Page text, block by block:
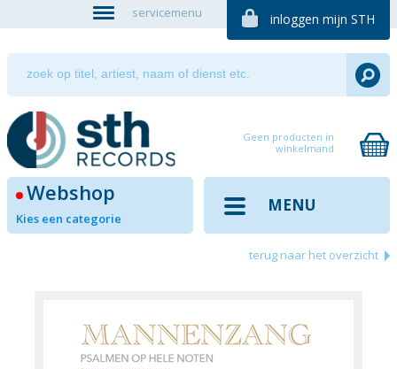
servicemenu inloggen mijn STH
Geen producten in
winkelmand
Webshop
Kies een categorie
MENU
terug naar het overzicht